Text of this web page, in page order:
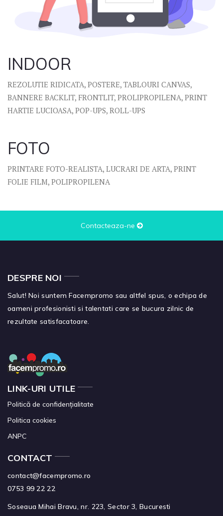
INDOOR
REZOLUTIE RIDICATA, POSTERE, TABLOURI CANVAS,
BANNERE BACKLIT, FRONTLIT, PROLIPROPILENA, PRINT
HARTIE LUCIOASA, POP-UPS, ROLL-UPS
FOTO
PRINTARE FOTO-REALISTA, LUCRARI DE ARTA, PRINT
FOLIE FILM, POLIPROPILENA
Contacteaza-ne
DESPRE NOI
Salut! Noi suntem Facempromo sau altfel spus, o echipa de
oameni profesionisti si talentati care se bucura zilnic de
rezultate satisfacatoare.
LINK-URI UTILE
Politică de confidențialitate
Politica cookies
ANPC
CONTACT
contact@facempromo.ro
0753 99 22 22
Soseaua Mihai Bravu, nr. 223, Sector 3, Bucuresti